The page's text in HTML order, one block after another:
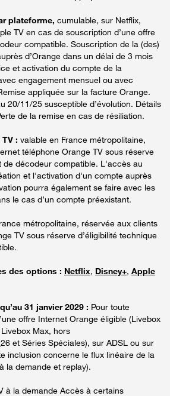
plateforme, cumulable, sur Netflix,
TV en cas de souscription d’une offre
compatible. Souscription de la (des)
d’Orange dans un délai de 3 mois
et activation du compte de la
engagement mensuel ou avec
appliquée sur la facture Orange.
20/11/25 susceptible d’évolution. Détails
de la remise en cas de résiliation.
: valable en France métropolitaine,
téléphone Orange TV sous réserve
de décodeur compatible. L'accès au
et l'activation d'un compte auprès
pourra également se faire avec les
le cas d’un compte préexistant.
métropolitaine, réservée aux clients
TV sous réserve d’éligibilité technique
des options : Netflix, Disney+, Apple
31 janvier 2029 : Pour toute
offre Internet Orange éligible (Livebox
Max, hors
et Séries Spéciales), sur ADSL ou sur
inclusion concerne le flux linéaire de la
la demande et replay).
à la demande Accès à certains